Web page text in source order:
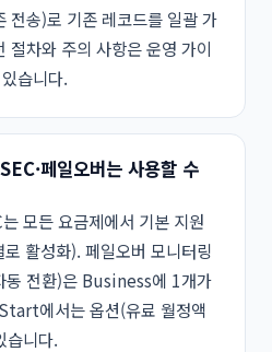
전송)로 기존 레코드를 일괄 가
절차와 주의 사항은운영 가이
습니다.
페일오버는 사용할 수
모든 요금제에서 기본 지원
활성화). 페일오버 모니터링
동 전환)은 Business에 1개가
에서는 옵션(유료 월정액
습니다.